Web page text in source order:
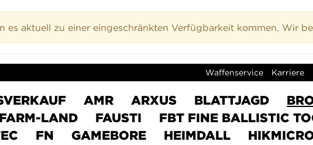
es aktuell zu einer eingeschränkten Verfügbarkeit kommen. Wir
Waffenservice Karriere
AMR ARXUS BLATTJAGD
FARM-LAND FAUSTI FBT FINE BALLISTIC
FN GAMEBORE HEIMDALL